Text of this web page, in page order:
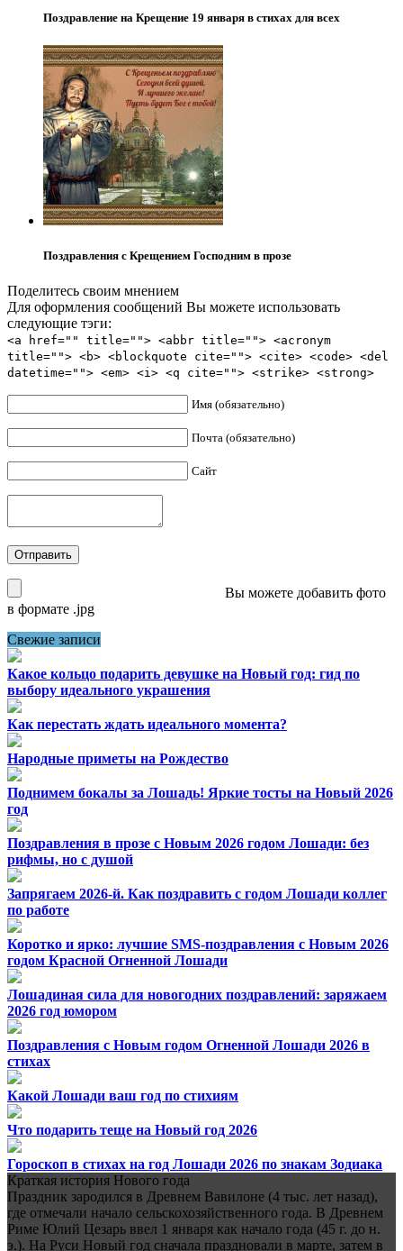
Поздравление на Крещение 19 января в стихах для всех
Поздравления с Крещением Господним в прозе
Поделитесь своим мнением
Для оформления сообщений Вы можете использовать
следующие тэги:
<a href="" title=""> <abbr title=""> <acronym
title=""> <b> <blockquote cite=""> <cite> <code> <del
datetime=""> <em> <i> <q cite=""> <strike> <strong>
Имя (обязательно)
Почта (обязательно)
Сайт
Вы можете добавить фото
в формате .jpg
Свежие записи
Какое кольцо подарить девушке на Новый год: гид по
выбору идеального украшения
Как перестать ждать идеального момента?
Народные приметы на Рождество
Поднимем бокалы за Лошадь! Яркие тосты на Новый 2026
год
Поздравления в прозе с Новым 2026 годом Лошади: без
рифмы, но с душой
Запрягаем 2026-й. Как поздравить с годом Лошади коллег
по работе
Коротко и ярко: лучшие SMS-поздравления с Новым 2026
годом Красной Огненной Лошади
Лошадиная сила для новогодних поздравлений: заряжаем
2026 год юмором
Поздравления с Новым годом Огненной Лошади 2026 в
стихах
Какой Лошади ваш год по стихиям
Что подарить теще на Новый год 2026
Гороскоп в стихах на год Лошади 2026 по знакам Зодиака
Краткая история Нового года
Праздник зародился в Древнем Вавилоне (4 тыс. лет назад),
где отмечали начало сельскохозяйственного года. В Древнем
Риме Юлий Цезарь ввел 1 января как начало года (45 г. до н.
э.). На Руси Новый год сначала праздновали в марте, затем в